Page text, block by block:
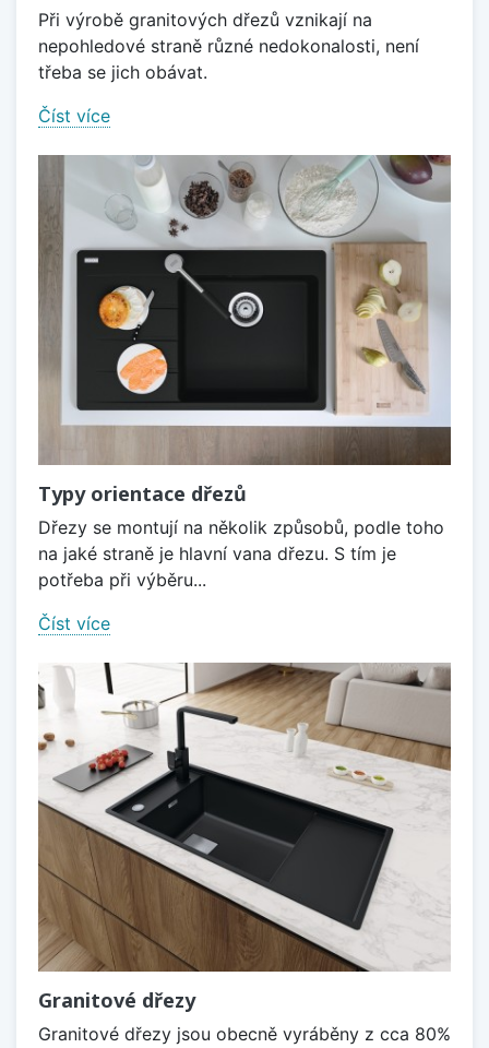
Při výrobě granitových dřezů vznikají na
nepohledové straně různé nedokonalosti, není
třeba se jich obávat.
Číst více
Typy orientace dřezů
Dřezy se montují na několik způsobů, podle toho
na jaké straně je hlavní vana dřezu. S tím je
potřeba při výběru...
Číst více
Granitové dřezy
Granitové dřezy jsou obecně vyráběny z cca 80%